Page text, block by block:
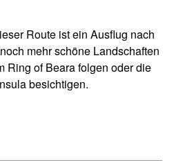
Route ist ein Ausflug nach
mehr schöne Landschaften
Ring of Beara folgen oder die
besichtigen.